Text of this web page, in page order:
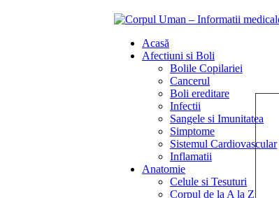
Acasă
Afectiuni si Boli
Bolile Copilariei
Cancerul
Boli ereditare
Infectii
Sangele si Imunitatea
Simptome
Sistemul Cardiovascular
Inflamatii
Anatomie
Celule si Tesuturi
Corpul de la A la Z